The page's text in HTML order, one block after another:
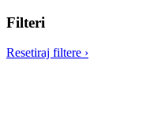
Filteri
Resetiraj filtere ›